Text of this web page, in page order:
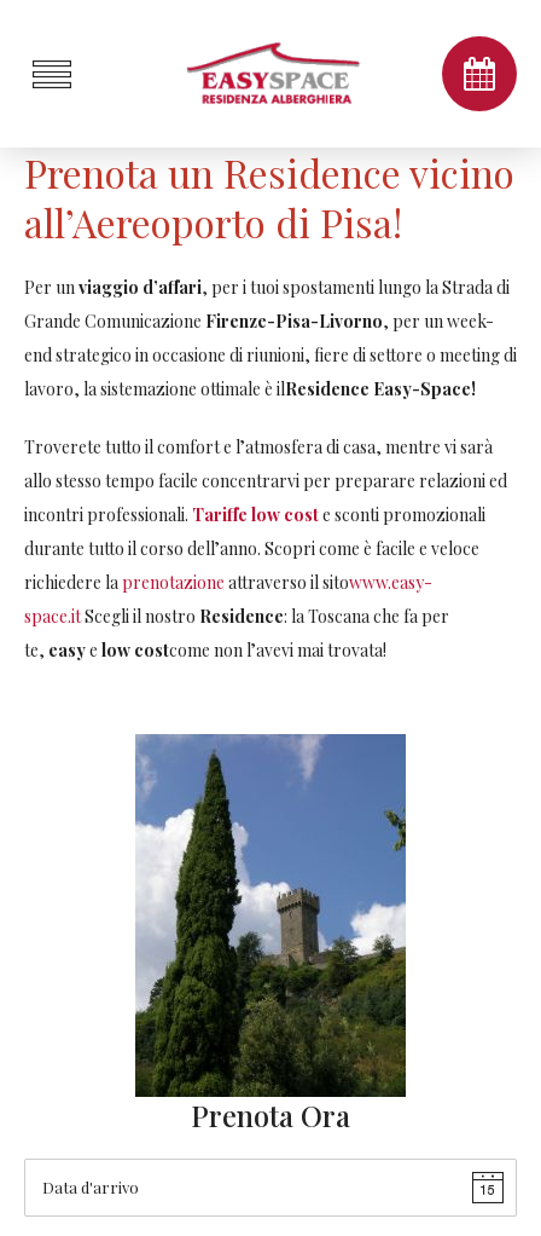
Prenota un Residence vicino
all’Aereoporto di Pisa!
Per unviaggio d’affari, per i tuoi spostamenti lungo la Strada di
Grande Comunicazione Firenze-Pisa-Livorno, per un week-
end strategico in occasione di riunioni, fiere di settore o meeting di
lavoro, la sistemazione ottimale è ilResidence Easy-Space!
Troverete tutto il comfort e l’atmosfera di casa, mentre vi sarà
allo stesso tempo facile concentrarvi per preparare relazioni ed
incontri professionali. Tariffe low coste sconti promozionali
durante tutto il corso dell’anno. Scopri come è facile e veloce
richiedere laprenotazione attraverso il sitowww.easy-
space.itScegli il nostro Residence: la Toscana che fa per
te, easye low costcome non l’avevi mai trovata!
Prenota Ora